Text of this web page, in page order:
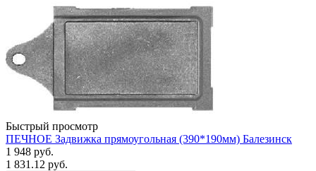
Быстрый просмотр
ПЕЧНОЕ Задвижка прямоугольная (390*190мм) Балезинск
1 948 руб.
1 831.12 руб.